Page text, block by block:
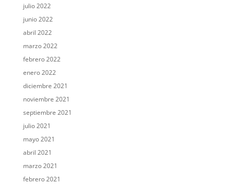
julio 2022
junio 2022
abril 2022
marzo 2022
febrero 2022
enero 2022
diciembre 2021
noviembre 2021
septiembre 2021
julio 2021
mayo 2021
abril 2021
marzo 2021
febrero 2021